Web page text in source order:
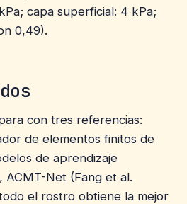
capa superficial: 4 kPa;
0,49).
con tres referencias:
de elementos finitos de
de aprendizaje
Net (Fang et al.
el rostro obtiene la mejor